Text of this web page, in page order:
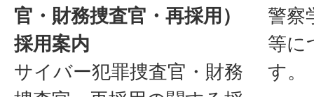
官・財務捜査官・再採用）
採用案内
サイバー犯罪捜査官・財務
警察
等に
す。